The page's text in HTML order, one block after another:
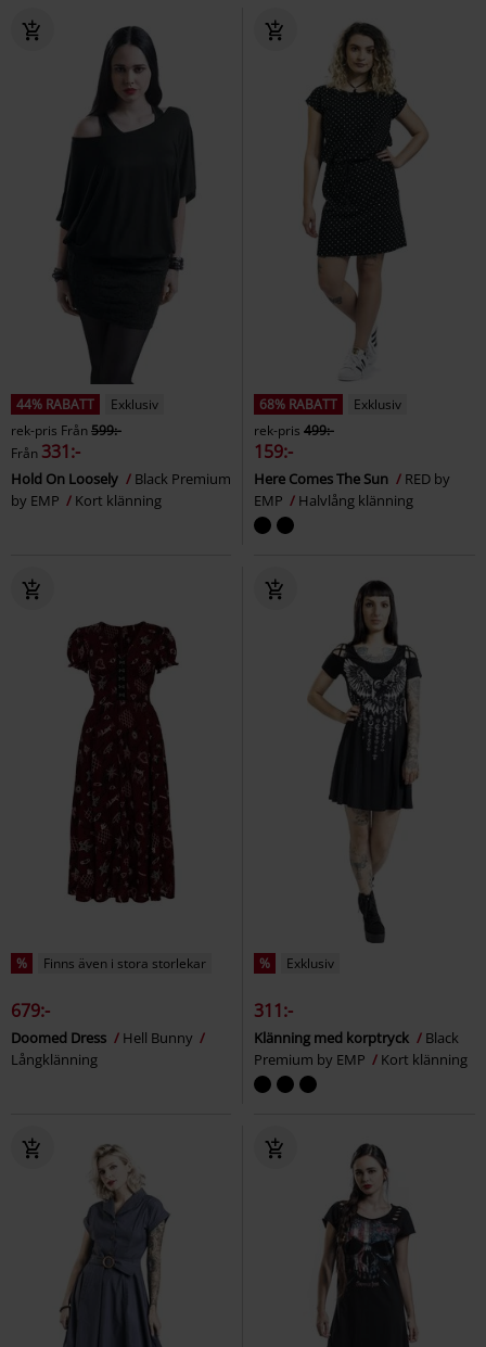
44% RABATT
Exklusiv
rek-pris Från599:-
Från 331:-
Hold On Loosely
Black Premium
by EMP
Kort klänning
68% RABATT
Exklusiv
rek-pris 499:-
159:-
Here Comes The Sun
RED by
EMP
Halvlång klänning
% Finns även i stora storlekar
679:-
Doomed Dress
Hell Bunny
Långklänning
% Exklusiv
311:-
Klänning med korptryck
Black
Premium by EMP
Kort klänning